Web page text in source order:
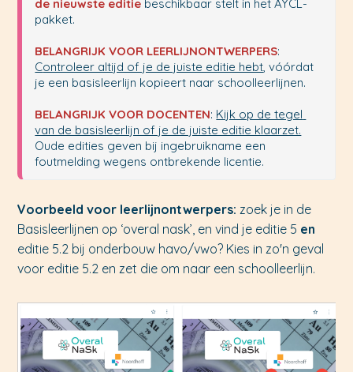
de nieuwste editie beschikbaar stelt in het AYCL-
pakket.
BELANGRIJK VOOR LEERLIJNONTWERPERS
Controleer altijd of je de juiste editie hebt, vóórdat
je een basisleerlijn kopieert naar schoolleerlijnen.
BELANGRIJK VOOR DOCENTEN: Kijk op de tegel
van de basisleerlijn of je de juiste editie klaarzet.
Oude edities geven bij ingebruikname een
foutmelding wegens ontbrekende licentie.
Voorbeeld voor leerlijnontwerpers: zoek je in de
Basisleerlijnen op ‘overal nask’, en vind je editie 5 en
editie 5.2 bij onderbouw havo/vwo? Kies in zo'n geval
voor editie 5.2 en zet die om naar een schoolleerlijn.